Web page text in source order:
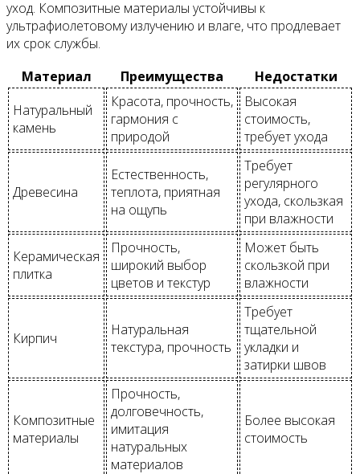
уход. Композитные материалы устойчивы к
ультрафиолетовому излучению и влаге, что продлевает
их срок службы.
Материал
Преимущества
Недостатки
Натуральный
камень
Красота, прочность,
гармония с
природой
Высокая
стоимость,
требует ухода
Древесина
Естественность,
теплота, приятная
на ощупь
Требует
регулярного
ухода, скользкая
при влажности
Керамическая
плитка
Прочность,
широкий выбор
цветов и текстур
Может быть
скользкой при
влажности
Кирпич
Натуральная
текстура, прочность
Требует
тщательной
укладки и
затирки швов
Композитные
материалы
Прочность,
долговечность,
имитация
натуральных
материалов
Более высокая
стоимость